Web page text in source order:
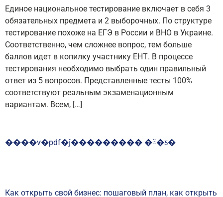
Единое национальное тестирование включает в себя 3
обязательных предмета и 2 выборочных. По структуре
тестирование похоже на ЕГЭ в России и ВНО в Украине.
Соответственно, чем сложнее вопрос, тем больше
баллов идет в копилку участнику ЕНТ. В процессе
тестирования необходимо выбрать один правильный
ответ из 5 вопросов. Представленные тесты 100%
соответствуют реальным экзаменационным
вариантам. Всем, […]
����ѵ�pdf�ĵ��������� �ᰮ�ƽ�
Как открыть свой бизнес: пошаговый план, как открыть